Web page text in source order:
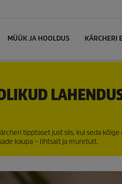
MÜÜK JA HOOLDUS KÄRCHERI
tipptaset just siis, kui seda
kaupa – lihtsalt ja muretult.